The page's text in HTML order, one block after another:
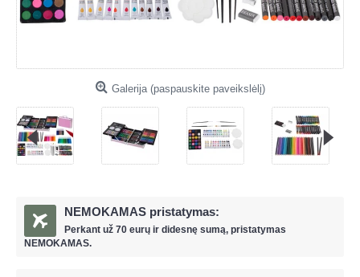
Galerija (paspauskite paveikslėlį)
NEMOKAMAS pristatymas:
Perkant už 70 eurų ir didesnę sumą, pristatymas
NEMOKAMAS.